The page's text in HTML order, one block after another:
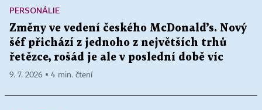
PERSONÁLIE
Změny ve vedení českého McDonald’s. Nový
šéf přichází z jednoho z největších trhů
řetězce, rošád je ale v poslední době víc
9. 7. 2026 ▪ 4 min. čtení